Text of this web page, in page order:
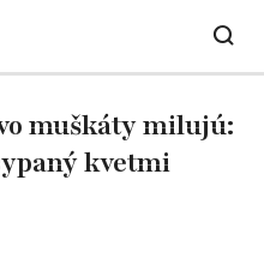
muškáty milujú:
kvetmi